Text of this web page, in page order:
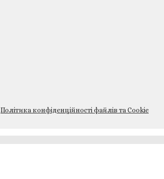
Політика конфіденційності файлів та Cookie